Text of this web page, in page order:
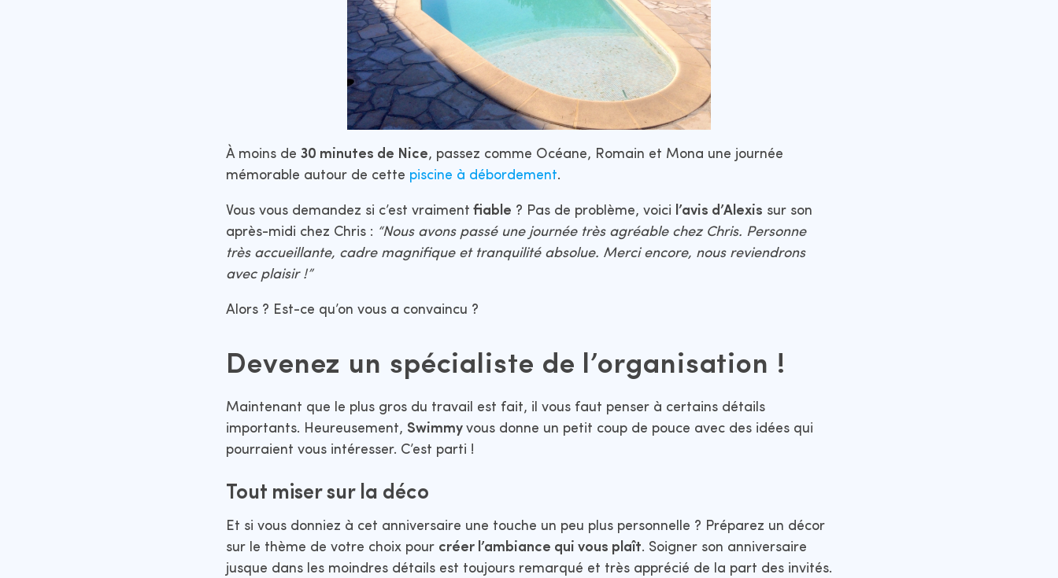
À moins de 30 minutes de Nice, passez comme Océane, Romain et Mona une journée
mémorable autour de cette piscine à débordement.
Vous vous demandez si c’est vraiment fiable ? Pas de problème, voici l’avis d’Alexis sur son
après-midi chez Chris : “Nous avons passé une journée très agréable chez Chris. Personne
très accueillante, cadre magnifique et tranquilité absolue. Merci encore, nous reviendrons
avec plaisir !”
Alors ? Est-ce qu’on vous a convaincu ?
Devenez un spécialiste de l’organisation !
Maintenant que le plus gros du travail est fait, il vous faut penser à certains détails
importants. Heureusement, Swimmy vous donne un petit coup de pouce avec des idées qui
pourraient vous intéresser. C’est parti !
Tout miser sur la déco
Et si vous donniez à cet anniversaire une touche un peu plus personnelle ? Préparez un décor
sur le thème de votre choix pour créer l’ambiance qui vous plaît. Soigner son anniversaire
jusque dans les moindres détails est toujours remarqué et très apprécié de la part des invités.